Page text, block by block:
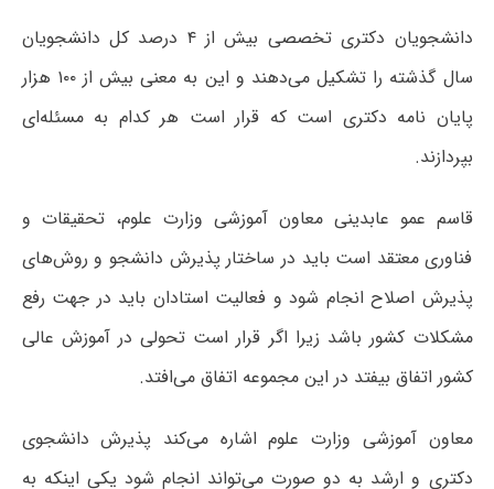
دانشجویان دکتری تخصصی بیش از ۴ درصد کل دانشجویان
سال گذشته را تشکیل می‌دهند و این به معنی بیش از ۱۰۰ هزار
پایان نامه دکتری است که قرار است هر کدام به مسئله‌ای
بپردازند.
قاسم عمو عابدینی معاون آموزشی وزارت علوم، تحقیقات و
فناوری معتقد است باید در ساختار پذیرش دانشجو و روش‌های
پذیرش اصلاح انجام شود و فعالیت استادان باید در جهت رفع
مشکلات کشور باشد زیرا اگر قرار است تحولی در آموزش عالی
کشور اتفاق بیفتد در این مجموعه اتفاق می‌افتد.
معاون آموزشی وزارت علوم اشاره می‌کند پذیرش دانشجوی
دکتری و ارشد به دو صورت می‌تواند انجام شود یکی اینکه به